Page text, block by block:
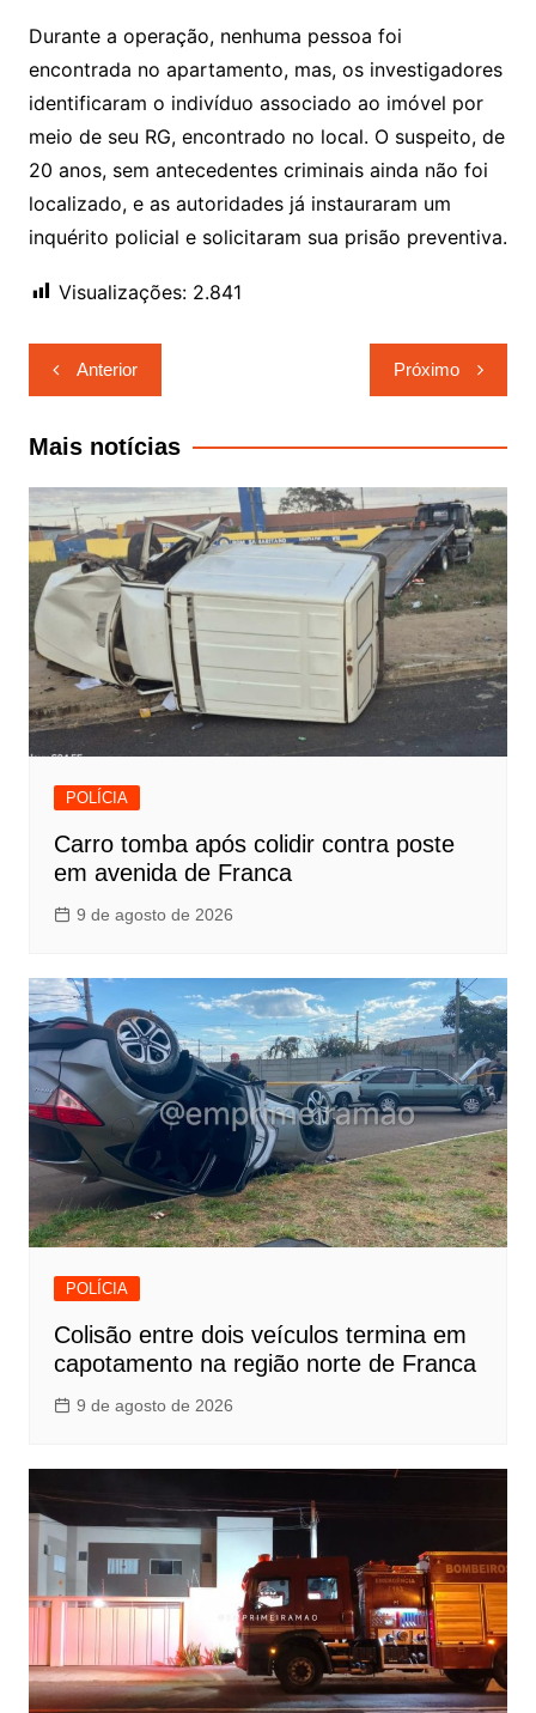
Durante a operação, nenhuma pessoa foi
encontrada no apartamento, mas, os investigadores
identificaram o indivíduo associado ao imóvel por
meio de seu RG, encontrado no local. O suspeito, de
20 anos, sem antecedentes criminais ainda não foi
localizado, e as autoridades já instauraram um
inquérito policial e solicitaram sua prisão preventiva.
Visualizações: 2.841
Navegação
de
Post
Anterior Próximo
Mais notícias
POLÍCIA
Carro tomba após colidir contra poste
em avenida de Franca
9 de agosto de 2026
POLÍCIA
Colisão entre dois veículos termina em
capotamento na região norte de Franca
9 de agosto de 2026